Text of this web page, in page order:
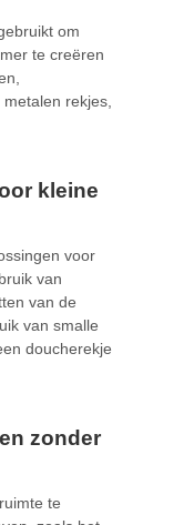
om
te creëren
rekjes,
kleine
voor
van
van de
van smalle
doucherekje
zonder
te